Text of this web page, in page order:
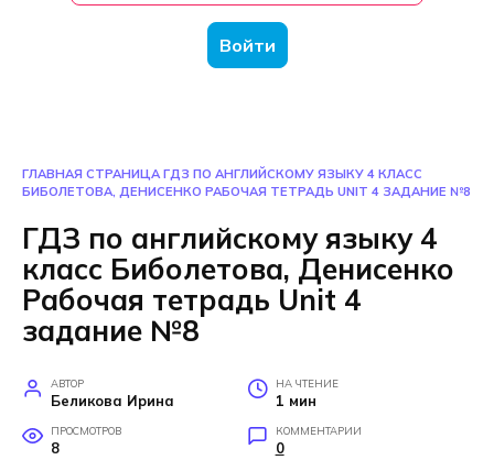
Войти
ГЛАВНАЯ СТРАНИЦА ГДЗ ПО АНГЛИЙСКОМУ ЯЗЫКУ 4 КЛАСС
БИБОЛЕТОВА, ДЕНИСЕНКО РАБОЧАЯ ТЕТРАДЬ UNIT 4 ЗАДАНИЕ №8
ГДЗ по английскому языку 4
класс Биболетова, Денисенко
Рабочая тетрадь Unit 4
задание №8
АВТОР
Беликова Ирина
НА ЧТЕНИЕ
1 мин
ПРОСМОТРОВ
8
КОММЕНТАРИИ
0